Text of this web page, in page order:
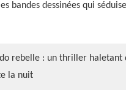
bandes dessinées qui
rebelle : un thriller haletant
la nuit